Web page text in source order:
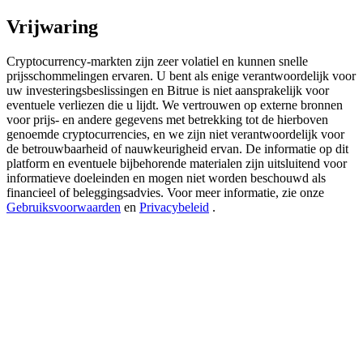
Precious Metals Trading Carnival
Trade Gold & Silver · 33,333 USDT Bonus
USDT New User Exclusive 10% APR
USDT Flexible Staking | Daily Rewards
Vrijwaring
Cryptocurrency-markten zijn zeer volatiel en kunnen snelle
prijsschommelingen ervaren. U bent als enige verantwoordelijk voor
uw investeringsbeslissingen en Bitrue is niet aansprakelijk voor
eventuele verliezen die u lijdt. We vertrouwen op externe bronnen
voor prijs- en andere gegevens met betrekking tot de hierboven
genoemde cryptocurrencies, en we zijn niet verantwoordelijk voor
de betrouwbaarheid of nauwkeurigheid ervan. De informatie op dit
platform en eventuele bijbehorende materialen zijn uitsluitend voor
informatieve doeleinden en mogen niet worden beschouwd als
financieel of beleggingsadvies. Voor meer informatie, zie onze
Gebruiksvoorwaarden en Privacybeleid .